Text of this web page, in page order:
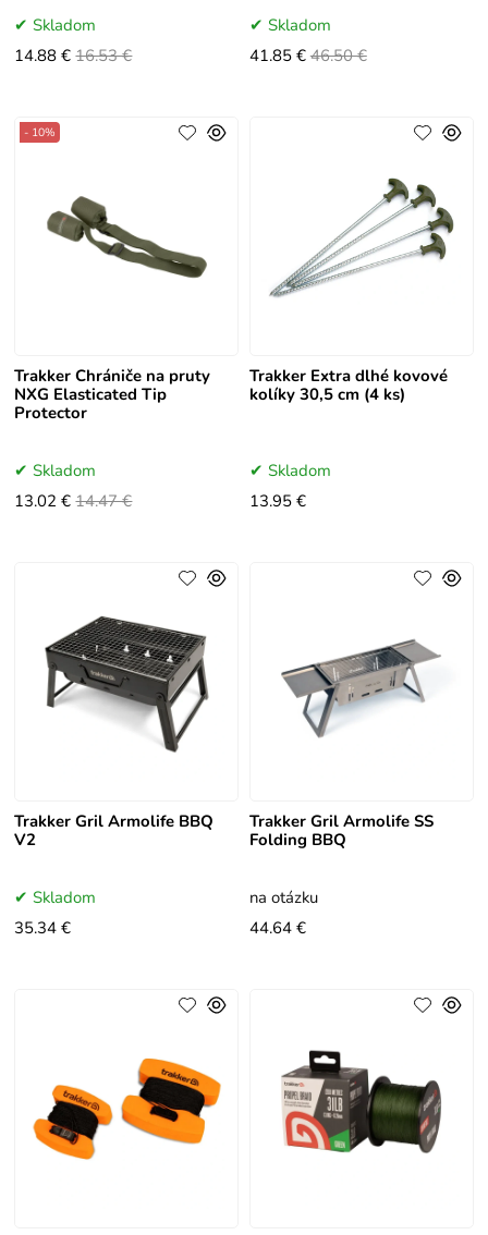
Skladom
14.88 € 16.53 €
Skladom
41.85 € 46.50 €
Trakker Chrániče na pruty
NXG Elasticated Tip
Protector
- 10%
Skladom
13.02 € 14.47 €
Trakker Extra dlhé kovové
kolíky 30,5 cm (4 ks)
Skladom
13.95 €
Trakker Gril Armolife BBQ
V2
Skladom
35.34 €
Trakker Gril Armolife SS
Folding BBQ
na otázku
44.64 €